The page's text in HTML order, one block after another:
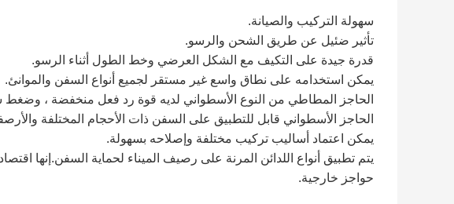
سهولة التركيب والصيانة.
تأثير ضئيل عن طريق الشحن والرسو.
قدرة جيدة على التكيف مع الشكل العرضي وخط الطول أثناء الرسو.
يمكن استخدامه على نطاق واسع غير مستقر لجميع أنواع السفن والموانئ.
الحاجز المطاطي من النوع الأسطواني لديه قوة رد فعل منخفضة ،
الحاجز الأسطواني قابل للتطبيق على السفن ذات الأحجام المختلفة
يمكن اعتماد أساليب تركيب مختلفة وإصلاحه بسهولة.
يتم تطبيق أنواع اللدائن المرنة على رصيف الميناء لحماية السفن.إنها
حواجز خارجية.